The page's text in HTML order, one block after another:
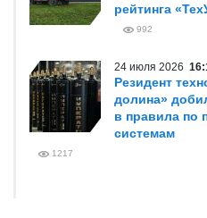
рейтинга
992
24 июля 2026
Резидент
долина»
в правила по
системам
1217